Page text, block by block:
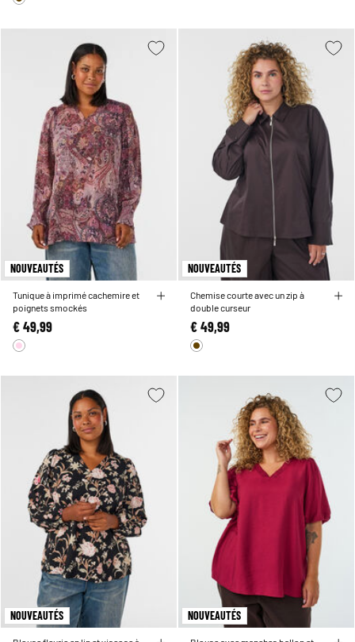
NOUVEAUTÉS
Tunique à imprimé cachemire et
poignets smockés
€ 49,99
NOUVEAUTÉS
Chemise courte avec un zip à
double curseur
€ 49,99
NOUVEAUTÉS NOUVEAUTÉS